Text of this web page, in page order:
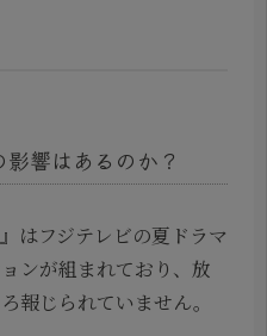
響はあるのか？
はフジテレビの夏ドラマ
ンが組まれており、放
報じられていません。